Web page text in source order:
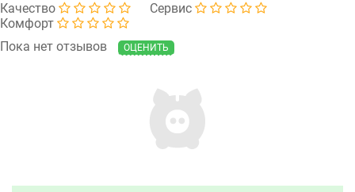
Качество
Сервис
Комфорт
Пока нет отзывов
ОЦЕНИТЬ